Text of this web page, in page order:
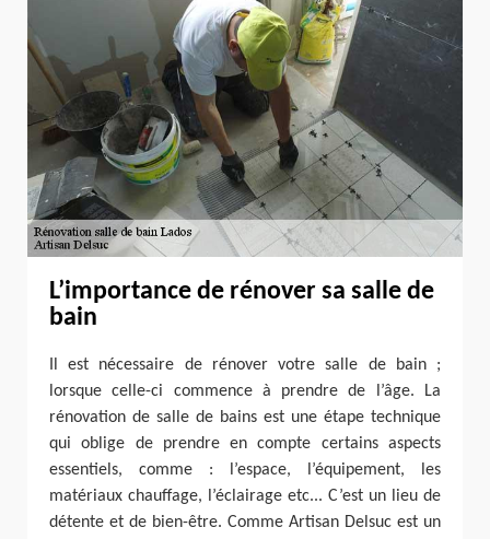
L’importance de rénover sa salle de
bain
Il est nécessaire de rénover votre salle de bain ;
lorsque celle-ci commence à prendre de l’âge. La
rénovation de salle de bains est une étape technique
qui oblige de prendre en compte certains aspects
essentiels, comme : l’espace, l’équipement, les
matériaux chauffage, l’éclairage etc... C’est un lieu de
détente et de bien-être. Comme Artisan Delsuc est un